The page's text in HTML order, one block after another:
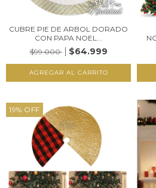
CUBRE PIE DE ARBOL DORADO
CON PAPA NOEL...
$99.000
$64.999
19% OFF